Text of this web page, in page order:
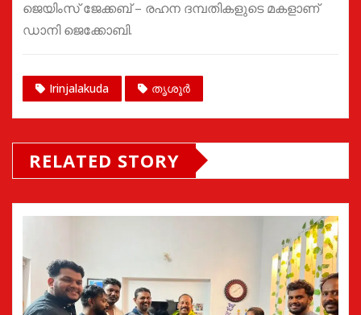
ജെയിംസ് ജേക്കബ് – രഹന ദമ്പതികളുടെ മകളാണ്
ഡാനി ജെക്കോബി.
Irinjalakuda തൃശൂർ
RELATED STORY